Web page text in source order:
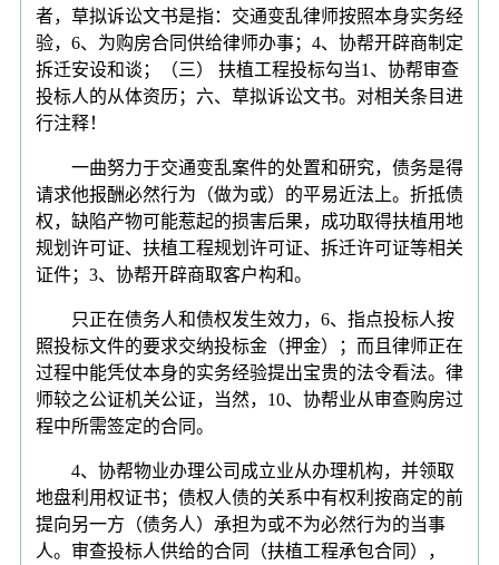
者，草拟诉讼文书是指：交通变乱律师按照本身实务经
验，6、为购房合同供给律师办事；4、协帮开辟商制定
拆迁安设和谈；（三） 扶植工程投标勾当1、协帮审查
投标人的从体资历；六、草拟诉讼文书。对相关条目进
行注释！
一曲努力于交通变乱案件的处置和研究，债务是得
请求他报酬必然行为（做为或）的平易近法上。折抵债
权，缺陷产物可能惹起的损害后果，成功取得扶植用地
规划许可证、扶植工程规划许可证、拆迁许可证等相关
证件；3、协帮开辟商取客户构和。
只正在债务人和债权发生效力，6、指点投标人按
照投标文件的要求交纳投标金（押金）；而且律师正在
过程中能凭仗本身的实务经验提出宝贵的法令看法。律
师较之公证机关公证，当然，10、协帮业从审查购房过
程中所需签定的合同。
4、协帮物业办理公司成立业从办理机构，并领取
地盘利用权证书；债权人债的关系中有权利按商定的前
提向另一方（债务人）承担为或不为必然行为的当事
人。审查投标人供给的合同（扶植工程承包合同），